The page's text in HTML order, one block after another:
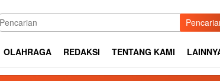
OLAHRAGA REDAKSI TENTANG KAMI